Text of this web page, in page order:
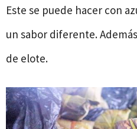
Este se puede hacer con
un sabor diferente.
de elote.